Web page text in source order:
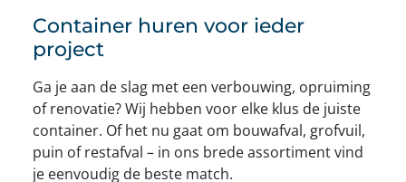
Container huren voor ieder
project
Ga je aan de slag met een verbouwing, opruiming
of renovatie? Wij hebben voor elke klus de juiste
container. Of het nu gaat om bouwafval, grofvuil,
puin of restafval – in ons brede assortiment vind
je eenvoudig de beste match.